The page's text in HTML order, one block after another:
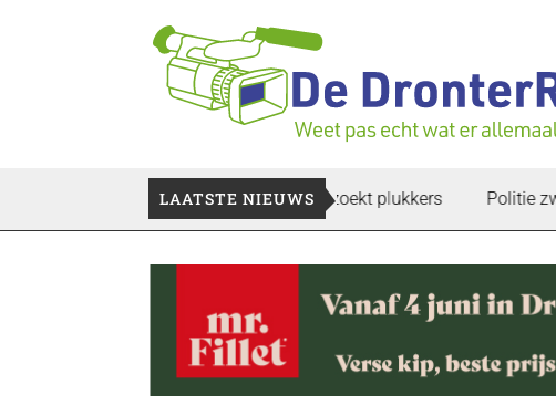
LAATSTE NIEUWS
verloren te gaan: Voedselbank zoekt plukkers Politie zwijgt